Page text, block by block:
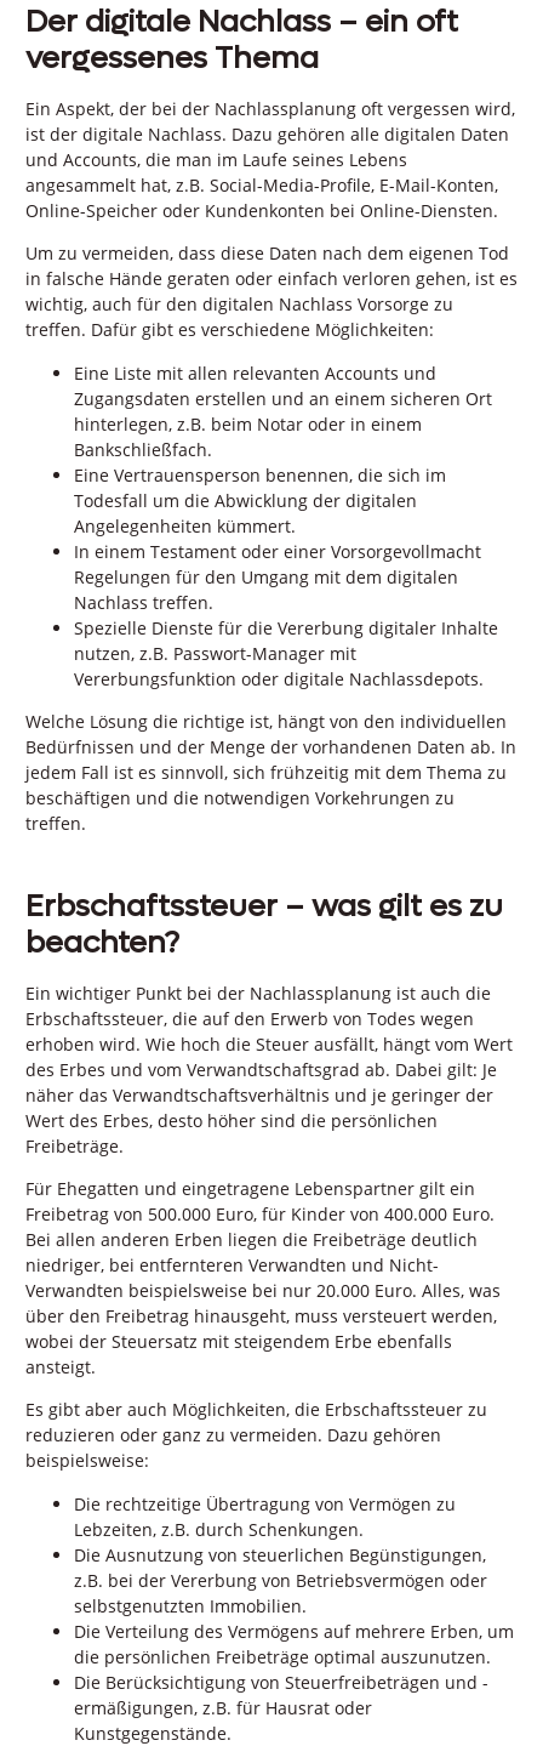
Der digitale Nachlass – ein oft
vergessenes Thema
Ein Aspekt, der bei der Nachlassplanung oft vergessen wird,
ist der digitale Nachlass. Dazu gehören alle digitalen Daten
und Accounts, die man im Laufe seines Lebens
angesammelt hat, z.B. Social-Media-Profile, E-Mail-Konten,
Online-Speicher oder Kundenkonten bei Online-Diensten.
Um zu vermeiden, dass diese Daten nach dem eigenen Tod
in falsche Hände geraten oder einfach verloren gehen, ist es
wichtig, auch für den digitalen Nachlass Vorsorge zu
treffen. Dafür gibt es verschiedene Möglichkeiten:
Eine Liste mit allen relevanten Accounts und
Zugangsdaten erstellen und an einem sicheren Ort
hinterlegen, z.B. beim Notar oder in einem
Bankschließfach.
Eine Vertrauensperson benennen, die sich im
Todesfall um die Abwicklung der digitalen
Angelegenheiten kümmert.
In einem Testament oder einer Vorsorgevollmacht
Regelungen für den Umgang mit dem digitalen
Nachlass treffen.
Spezielle Dienste für die Vererbung digitaler Inhalte
nutzen, z.B. Passwort-Manager mit
Vererbungsfunktion oder digitale Nachlassdepots.
Welche Lösung die richtige ist, hängt von den individuellen
Bedürfnissen und der Menge der vorhandenen Daten ab. In
jedem Fall ist es sinnvoll, sich frühzeitig mit dem Thema zu
beschäftigen und die notwendigen Vorkehrungen zu
treffen.
Erbschaftssteuer – was gilt es zu
beachten?
Ein wichtiger Punkt bei der Nachlassplanung ist auch die
Erbschaftssteuer, die auf den Erwerb von Todes wegen
erhoben wird. Wie hoch die Steuer ausfällt, hängt vom Wert
des Erbes und vom Verwandtschaftsgrad ab. Dabei gilt: Je
näher das Verwandtschaftsverhältnis und je geringer der
Wert des Erbes, desto höher sind die persönlichen
Freibeträge.
Für Ehegatten und eingetragene Lebenspartner gilt ein
Freibetrag von 500.000 Euro, für Kinder von 400.000 Euro.
Bei allen anderen Erben liegen die Freibeträge deutlich
niedriger, bei entfernteren Verwandten und Nicht-
Verwandten beispielsweise bei nur 20.000 Euro. Alles, was
über den Freibetrag hinausgeht, muss versteuert werden,
wobei der Steuersatz mit steigendem Erbe ebenfalls
ansteigt.
Es gibt aber auch Möglichkeiten, die Erbschaftssteuer zu
reduzieren oder ganz zu vermeiden. Dazu gehören
beispielsweise:
Die rechtzeitige Übertragung von Vermögen zu
Lebzeiten, z.B. durch Schenkungen.
Die Ausnutzung von steuerlichen Begünstigungen,
z.B. bei der Vererbung von Betriebsvermögen oder
selbstgenutzten Immobilien.
Die Verteilung des Vermögens auf mehrere Erben, um
die persönlichen Freibeträge optimal auszunutzen.
Die Berücksichtigung von Steuerfreibeträgen und -
ermäßigungen, z.B. für Hausrat oder
Kunstgegenstände.